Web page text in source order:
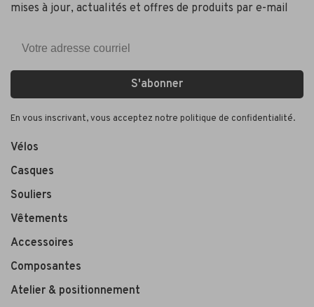
mises à jour, actualités et offres de produits par e-mail
S'abonner
En vous inscrivant, vous acceptez notre politique de confidentialité.
Vélos
Casques
Souliers
Vêtements
Accessoires
Composantes
Atelier & positionnement